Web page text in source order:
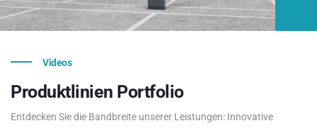
Videos
Produktlinien Portfolio
Entdecken Sie die Bandbreite unserer Leistungen: Innovative